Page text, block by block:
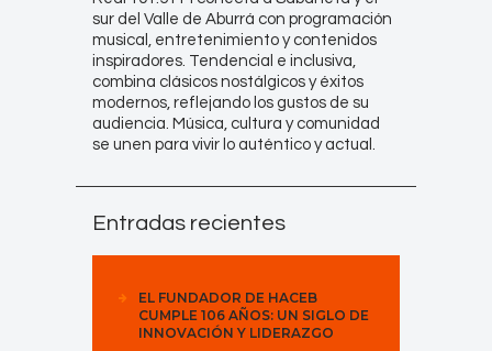
sur del Valle de Aburrá con programación
musical, entretenimiento y contenidos
inspiradores. Tendencial e inclusiva,
combina clásicos nostálgicos y éxitos
modernos, reflejando los gustos de su
audiencia. Música, cultura y comunidad
se unen para vivir lo auténtico y actual.
Entradas recientes
EL FUNDADOR DE HACEB
CUMPLE 106 AÑOS: UN SIGLO DE
INNOVACIÓN Y LIDERAZGO